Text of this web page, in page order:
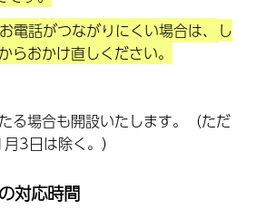
電話がつながりにくい場合は、 し
らおかけ直しください。
る場合も開設いたします。（ただ
3日は除く。）
対応時間